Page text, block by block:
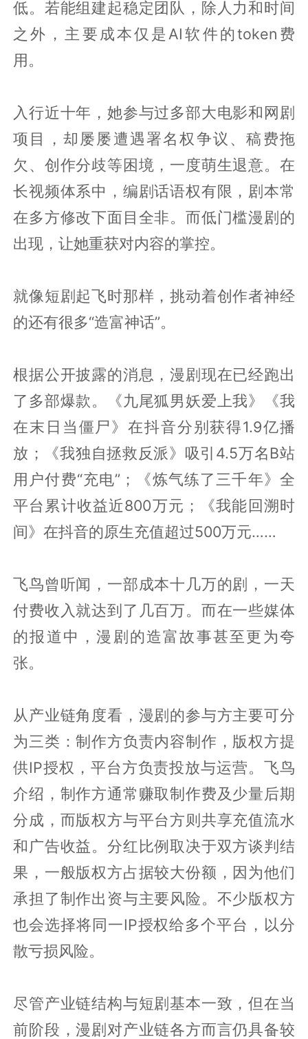
低。若能组建起稳定团队，除人力和时间
之外，主要成本仅是AI软件的token费
用。
入行近十年，她参与过多部大电影和网剧
项目，却屡屡遭遇署名权争议、稿费拖
欠、创作分歧等困境，一度萌生退意。在
长视频体系中，编剧话语权有限，剧本常
在多方修改下面目全非。而低门槛漫剧的
出现，让她重获对内容的掌控。
就像短剧起飞时那样，挑动着创作者神经
的还有很多“造富神话”。
根据公开披露的消息，漫剧现在已经跑出
了多部爆款。《九尾狐男妖爱上我》《我
在末日当僵尸》在抖音分别获得1.9亿播
放；《我独自拯救反派》吸引4.5万名B站
用户付费“充电”；《炼气练了三千年》全
平台累计收益近800万元；《我能回溯时
间》在抖音的原生充值超过500万元……
飞鸟曾听闻，一部成本十几万的剧，一天
付费收入就达到了几百万。而在一些媒体
的报道中，漫剧的造富故事甚至更为夸
张。
从产业链角度看，漫剧的参与方主要可分
为三类：制作方负责内容制作，版权方提
供IP授权，平台方负责投放与运营。飞鸟
介绍，制作方通常赚取制作费及少量后期
分成，而版权方与平台方则共享充值流水
和广告收益。分红比例取决于双方谈判结
果，一般版权方占据较大份额，因为他们
承担了制作出资与主要风险。不少版权方
也会选择将同一IP授权给多个平台，以分
散亏损风险。
尽管产业链结构与短剧基本一致，但在当
前阶段，漫剧对产业链各方而言仍具备较